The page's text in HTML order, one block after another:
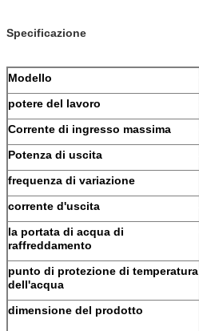
Specificazione
Modello
potere del lavoro
Corrente di ingresso massima
Potenza di uscita
frequenza di variazione
corrente d'uscita
la portata di acqua di
raffreddamento
punto di protezione di temperatura
dell'acqua
dimensione del prodotto